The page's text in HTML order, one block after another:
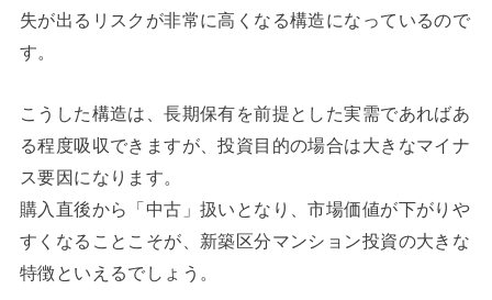
失が出るリスクが非常に高くなる構造になっているので
す。
こうした構造は、長期保有を前提とした実需であればあ
る程度吸収できますが、投資目的の場合は大きなマイナ
ス要因になります。
購入直後から「中古」扱いとなり、市場価値が下がりや
すくなることこそが、新築区分マンション投資の大きな
特徴といえるでしょう。